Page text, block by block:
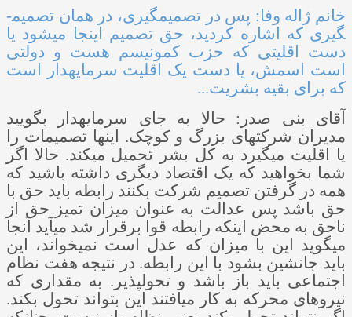
خانم ژاله وفا: پس در تصمیم­گیری، در همان تصمیم­
گیری که اشاره کردید، حق تصمیم اینجا می­شود یا
دست اقلیتی که حزب کمونیسم هست و دولتی
است اسمش، یا دست یک اقلیت سرمایه­دار است
که برای بقیه بشریت...
آقای بنی ­صدر: حالا به جای سرمایه­دار بگویید
مدیران شرکت­های بزرگ و کوچک. اینها تصمیمات را
یا اقلیت می­گیرد به کل بشر تحمیل می­کند. حالا اگر
شما بخواهید که یک اقتصاد دیگری داشته باشید که
همه در گرفتن تصمیم شرکت بکنند رابطه باید حق با
حق باشد پس عدالت به عنوان میزان تمیز حق از
ناحق به محض اینکه رابطه قوا برقرار شد می­آید آنجا
می­گوید این با میزان که عدل است نمی­خواند، این
باید جانشین بشود با این رابطه. در نتیجه هفت نظام
اجتماعی باید باز باشد و تحول­پذیر. به مقداری که
نیروهای محرکه به کار می­افتند این بتواند تحول بکند.